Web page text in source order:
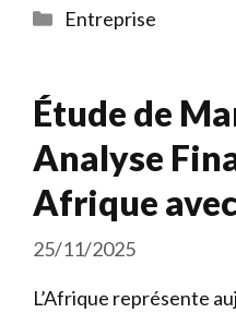
Catégories
Entreprise
Étude de
Analyse
Afrique
25/11/2025
L’Afrique représente